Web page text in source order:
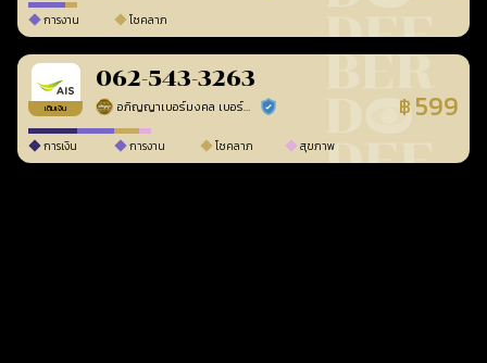
การงาน โชคลาภ
เติมเงิน
062-543-3263
อภิญญาเบอร์มงคล เบอร์สวยเลขศาสตร์ ร้านยืนยันแล้ว ฿ 599
การเงิน การงาน โชคลาภ สุขภาพ